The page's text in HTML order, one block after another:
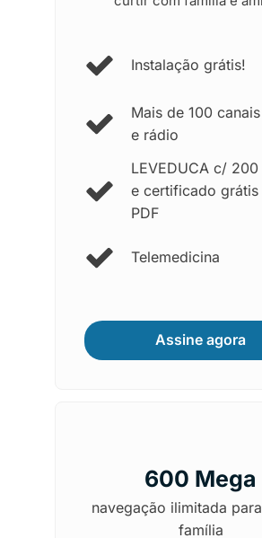
Instalação grátis!
Mais de 100
e rádio
LEVEDUCA c/
e certificado
PDF
Telemedicina
Assine agora
600 Mega
navegação ilimitada
família